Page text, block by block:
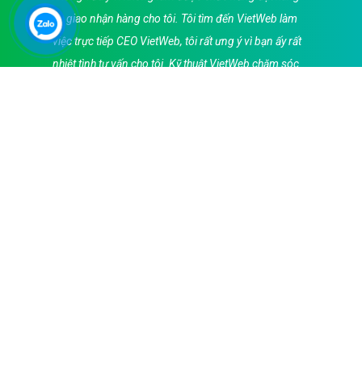
và giao nhận hàng cho tôi. Tôi tìm đến VietWeb làm
việc trực tiếp CEO VietWeb, tôi rất ưng ý vì bạn ấy rất
nhiệt tình tư vấn cho tôi. Kỹ thuật VietWeb chăm sóc